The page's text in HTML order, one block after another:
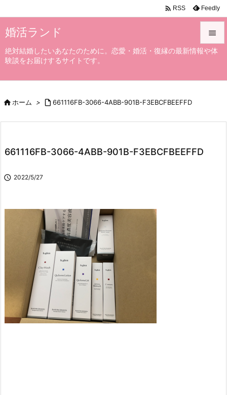
婚活ランド
絶対結婚したいあなたのために。恋愛・婚活・復縁の最新情報や体
験談をお届けするサイトです。



 RSS Feedly
ホーム >  661116FB-3066-4ABB-901B-F3EBCFBEEFFD
661116FB-3066-4ABB-901B-F3EBCFBEEFFD
 2022/5/27